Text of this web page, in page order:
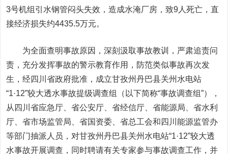
3号机组引水钢管闷头失效，造成水淹厂房，致9人死亡，直
接经济损失约4435.5万元。
为全面查明事故原因，深刻汲取事故教训，严肃追责问
责，充分发挥事故的警示教育作用，防范类似事故再次发
生，经四川省政府批准，成立甘孜州丹巴县关州水电站
“1·12”较大透水事故提级调查组（以下简称“事故调查组”），
从四川省应急厅、省公安厅、省经信厅、省能源局、省水利
厅、省市场监管局、省国资委、省总工会和四川能源监管办
等部门抽派人员，对甘孜州丹巴县关州水电站“1·12”较大透
水事故开展调查，同时聘请有关专家参与事故调查工作，并